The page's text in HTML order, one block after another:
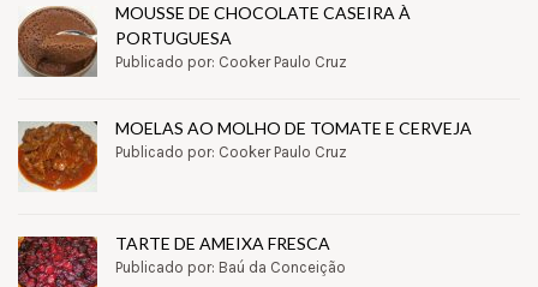
MOUSSE DE CHOCOLATE CASEIRA À
PORTUGUESA
Publicado por: Cooker Paulo Cruz
MOELAS AO MOLHO DE TOMATE E CERVEJA
Publicado por: Cooker Paulo Cruz
TARTE DE AMEIXA FRESCA
Publicado por: Baú da Conceição